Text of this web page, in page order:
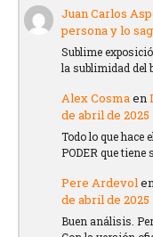
Juan Carlos
persona y lo
Sublime
la sublimidad del
Alex Cosmaen
de abril de 2025
Todo lo que hace
PODER que tiene
Pere Ardevol
de abril de 2025
Buen análisis.